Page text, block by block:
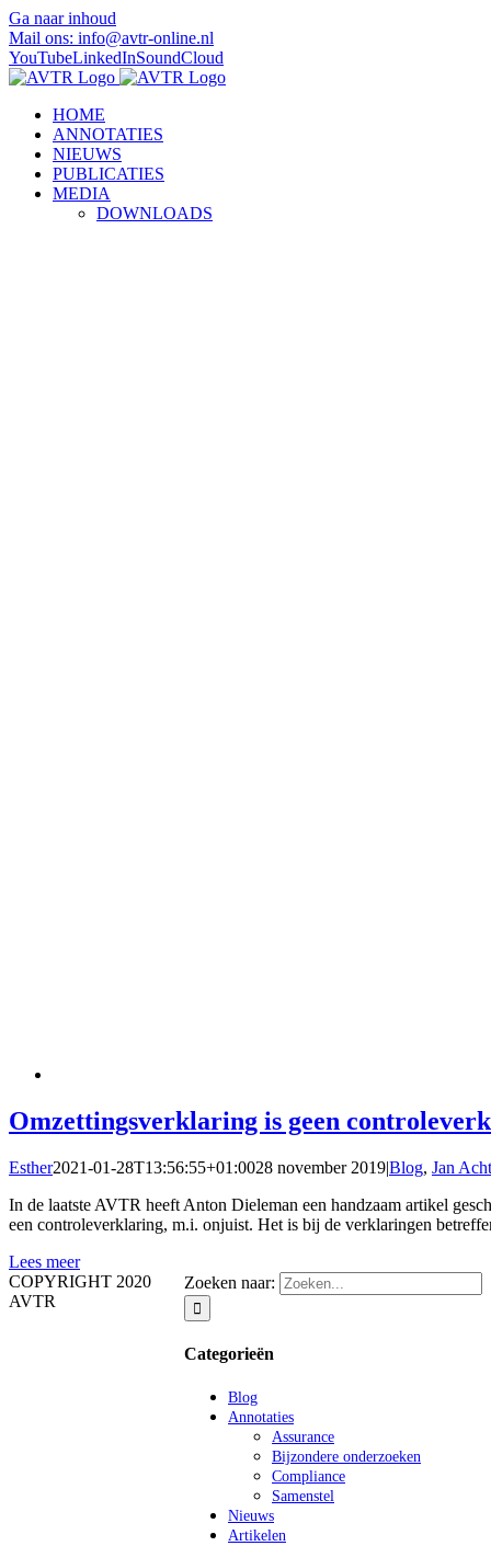
Ga naar inhoud
Mail ons: info@avtr-online.nl
YouTubeLinkedInSoundCloud
HOME
ANNOTATIES
NIEUWS
PUBLICATIES
MEDIA
DOWNLOADS
Omzettingsverklaring is geen
Esther2021-01-28T13:56:55+01:0028 november 2019|Blog, Jan
In de laatste AVTR heeft Anton Dieleman een handzaam artikel
een controleverklaring, m.i. onjuist. Het is bij de verklaringen
Lees meer
Zoeken naar:
Categorieën
Blog
Annotaties
Assurance
Bijzondere onderzoeken
Compliance
Samenstel
Nieuws
Artikelen
COPYRIGHT 2020
AVTR